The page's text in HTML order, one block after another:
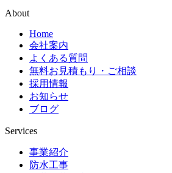
About
Home
会社案内
よくある質問
無料お見積もり・ご相談
採用情報
お知らせ
ブログ
Services
事業紹介
防水工事